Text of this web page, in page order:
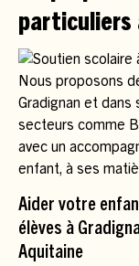
particuliers
Nous proposons
Gradignan et dans
secteurs comme
avec un
enfant, à ses
Aider votre
élèves à
Aquitaine